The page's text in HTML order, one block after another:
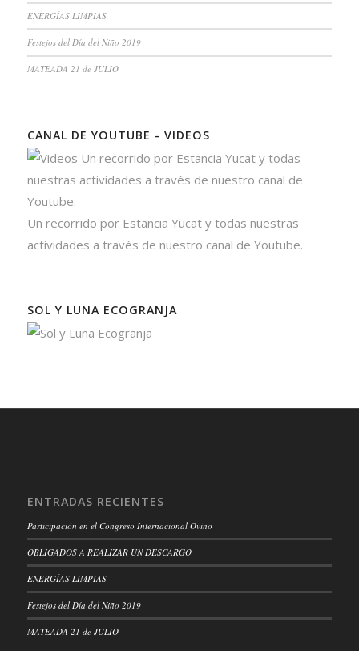
ENERGÍAS LIMPIAS
Festejos del Día del Niño 2019
MATEADA 21 de JULIO
CANAL DE YOUTUBE - VIDEOS
Un recorrido por Estancia Yucat y todas nuestras
actividades a través de nuestro canal de Youtube.
SOL Y LUNA ECOGRANJA
ENTRADAS RECIENTES
Participación en el Congreso Internacional Ovino
OBLIGADOS A REALIZAR UN DESCARGO
ENERGÍAS LIMPIAS
Festejos del Día del Niño 2019
MATEADA 21 de JULIO